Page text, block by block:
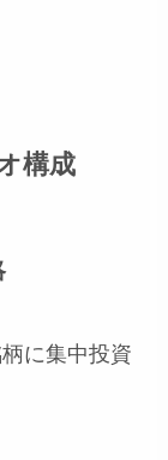
構成
に集中投資